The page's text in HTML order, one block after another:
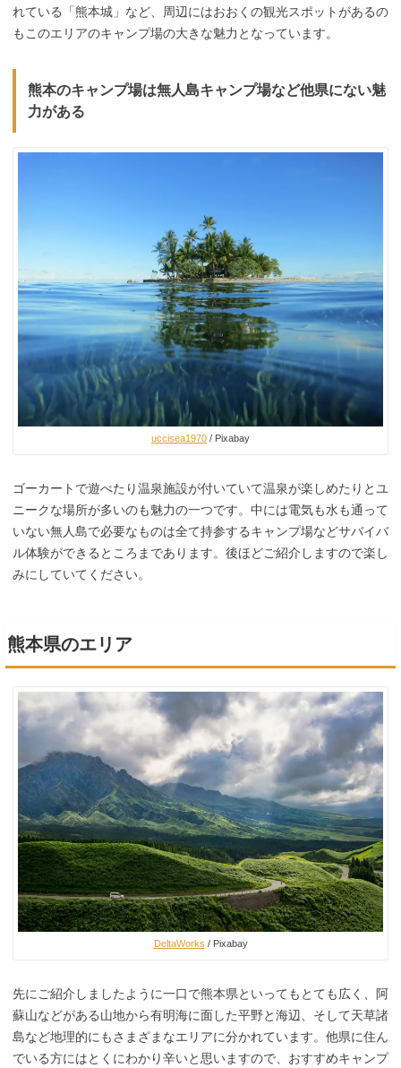
れている「熊本城」など、周辺にはおおくの観光スポットがあるの
もこのエリアのキャンプ場の大きな魅力となっています。
熊本のキャンプ場は無人島キャンプ場など他県にない魅
力がある
uccisea1970 / Pixabay
ゴーカートで遊べたり温泉施設が付いていて温泉が楽しめたりとユ
ニークな場所が多いのも魅力の一つです。中には電気も水も通って
いない無人島で必要なものは全て持参するキャンプ場などサバイバ
ル体験ができるところまであります。後ほどご紹介しますので楽し
みにしていてください。
熊本県のエリア
DeltaWorks / Pixabay
先にご紹介しましたように一口で熊本県といってもとても広く、阿
蘇山などがある山地から有明海に面した平野と海辺、そして天草諸
島など地理的にもさまざまなエリアに分かれています。他県に住ん
でいる方にはとくにわかり辛いと思いますので、おすすめキャンプ